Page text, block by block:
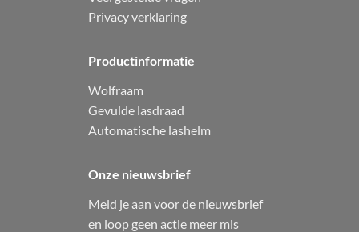
Privacy verklaring
Productinformatie
Wolfraam
Gevulde lasdraad
Automatische lashelm
Onze nieuwsbrief
Meld je aan voor de nieuwsbrief
en loop geen actie meer mis